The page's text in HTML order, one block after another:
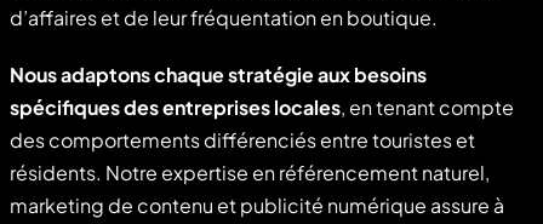
d’affaires et de leur fréquentation en boutique.
Nous adaptons chaque stratégie aux besoins
spécifiques des entreprises locales, en tenant compte
des comportements différenciés entre touristes et
résidents. Notre expertise en référencement naturel,
marketing de contenu et publicité numérique assure à